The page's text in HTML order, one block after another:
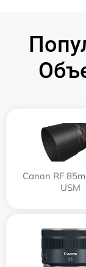
Canon RF
USM